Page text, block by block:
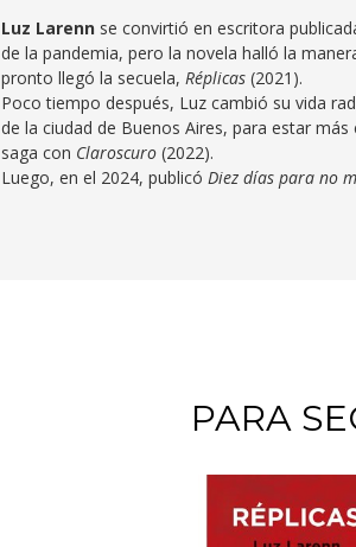
Luz Larennse convirtió en escritora
de la pandemia, pero la novela halló la
pronto llegó la secuela, Réplicas(2021).
Poco tiempo después, Luz cambió su vida
de la ciudad de Buenos Aires, para estar
saga con Claroscuro(2022).
Luego, en el 2024, publicó Diez días para no
PARA